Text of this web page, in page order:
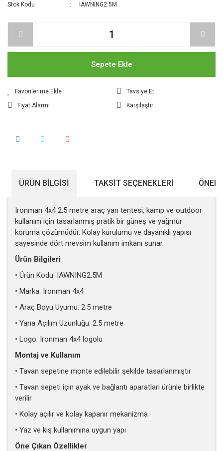
Stok Kodu
IAWNING2.5M
Sepete Ekle
Tavsiye Et
Fiyat Alarmı
Karşılaştır
ÜRÜN BILGISI TAKSIT SEÇENEKLERI
Ironman 4x4 2.5 metre araç yan tentesi, kamp ve outdoor
kullanım için tasarlanmış pratik bir güneş ve yağmur
koruma çözümüdür. Kolay kurulumu ve dayanıklı yapısı
sayesinde dört mevsim kullanım imkanı sunar.
Ürün Bilgileri
• Ürün Kodu: IAWNING2.5M
• Marka: Ironman 4x4
• Araç Boyu Uyumu: 2.5 metre
• Yana Açılım Uzunluğu: 2.5 metre
• Logo: Ironman 4x4 logolu
Montaj ve Kullanım
• Tavan sepetine monte edilebilir şekilde tasarlanmıştır
• Tavan sepeti için ayak ve bağlantı aparatları ürünle birlikte
verilir
• Kolay açılır ve kolay kapanır mekanizma
• Yaz ve kış kullanımına uygun yapı
Öne Çıkan Özellikler